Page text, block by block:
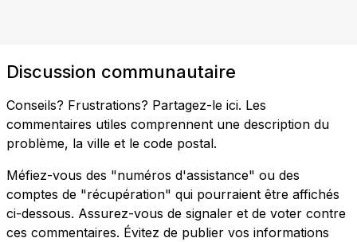
Discussion communautaire
Conseils? Frustrations? Partagez-le ici. Les
commentaires utiles comprennent une description du
problème, la ville et le code postal.
Méfiez-vous des "numéros d'assistance" ou des
comptes de "récupération" qui pourraient être affichés
ci-dessous. Assurez-vous de signaler et de voter contre
ces commentaires. Évitez de publier vos informations